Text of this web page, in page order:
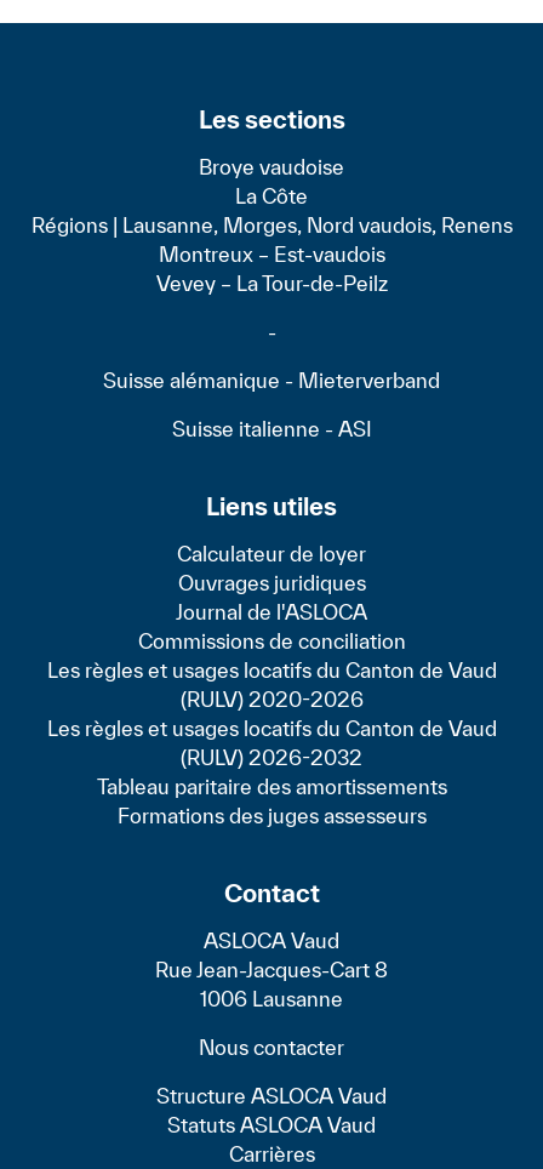
Les sections
Broye vaudoise
La Côte
Régions | Lausanne, Morges, Nord vaudois, Renens
Montreux – Est-vaudois
Vevey – La Tour-de-Peilz
-
Suisse alémanique - Mieterverband
Suisse italienne - ASI
Liens utiles
Calculateur de loyer
Ouvrages juridiques
Journal de l'ASLOCA
Commissions de conciliation
Les règles et usages locatifs du Canton de Vaud
(RULV) 2020-2026
Les règles et usages locatifs du Canton de Vaud
(RULV) 2026-2032
Tableau paritaire des amortissements
Formations des juges assesseurs
Contact
ASLOCA Vaud
Rue Jean-Jacques-Cart 8
1006 Lausanne
Nous contacter
Structure ASLOCA Vaud
Statuts ASLOCA Vaud
Carrières